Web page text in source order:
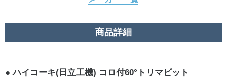
商品詳細
ハイコーキ(日立工機) コロ付60°トリマビット